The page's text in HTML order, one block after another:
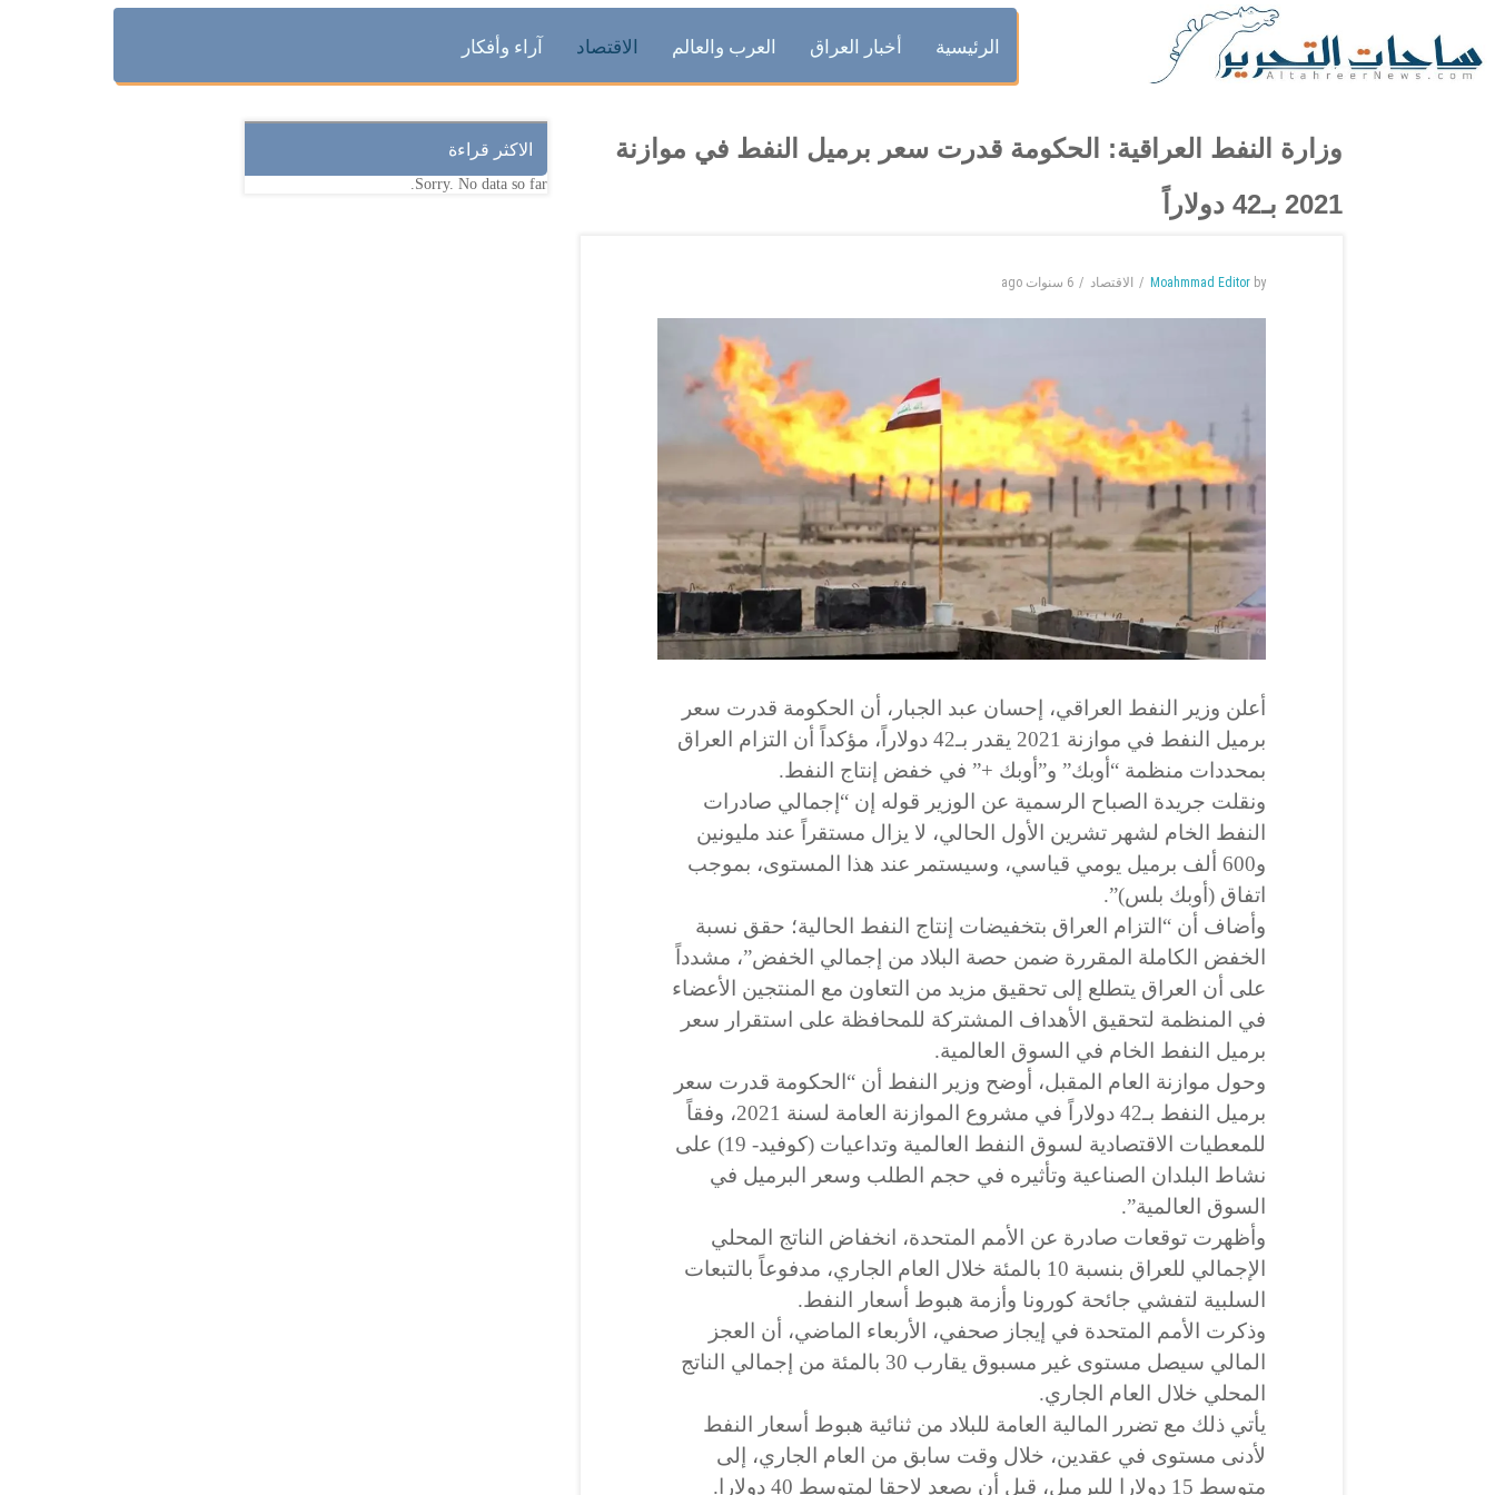
الرئيسية أخبار العراق العرب والعالم الاقتصاد آراء وأفكار
وزارة النفط العراقية: الحكومة قدرت سعر برميل النفط في موازنة
2021 بـ42 دولاراً
by
Moahmmad Editor الاقتصاد 6 سنوات ago
أعلن وزير النفط العراقي، إحسان عبد الجبار، أن الحكومة قدرت سعر
برميل النفط في موازنة 2021 يقدر بـ42 دولاراً، مؤكداً أن التزام العراق
بمحددات منظمة “أوبك” و”أوبك +” في خفض إنتاج النفط.
ونقلت جريدة الصباح الرسمية عن الوزير قوله إن “إجمالي صادرات
النفط الخام لشهر تشرين الأول الحالي، لا يزال مستقراً عند مليونين
و600 ألف برميل يومي قياسي، وسيستمر عند هذا المستوى، بموجب
اتفاق (أوبك بلس)”.
وأضاف أن “التزام العراق بتخفيضات إنتاج النفط الحالية؛ حقق نسبة
الخفض الكاملة المقررة ضمن حصة البلاد من إجمالي الخفض”، مشدداً
على أن العراق يتطلع إلى تحقيق مزيد من التعاون مع المنتجين الأعضاء
في المنظمة لتحقيق الأهداف المشتركة للمحافظة على استقرار سعر
برميل النفط الخام في السوق العالمية.
وحول موازنة العام المقبل، أوضح وزير النفط أن “الحكومة قدرت سعر
برميل النفط بـ42 دولاراً في مشروع الموازنة العامة لسنة 2021، وفقاً
للمعطيات الاقتصادية لسوق النفط العالمية وتداعيات (كوفيد- 19) على
نشاط البلدان الصناعية وتأثيره في حجم الطلب وسعر البرميل في
السوق العالمية”.
وأظهرت توقعات صادرة عن الأمم المتحدة، انخفاض الناتج المحلي
الإجمالي للعراق بنسبة 10 بالمئة خلال العام الجاري، مدفوعاً بالتبعات
السلبية لتفشي جائحة كورونا وأزمة هبوط أسعار النفط.
وذكرت الأمم المتحدة في إيجاز صحفي، الأربعاء الماضي، أن العجز
المالي سيصل مستوى غیر مسبوق یقارب 30 بالمئة من إجمالي الناتج
المحلي خلال العام الجاري.
يأتي ذلك مع تضرر المالية العامة للبلاد من ثنائية هبوط أسعار النفط
لأدنى مستوى في عقدين، خلال وقت سابق من العام الجاري، إلى
متوسط 15 دولارا للبرميل، قبل أن يصعد لاحقا لمتوسط 40 دولارا.
الاكثر قراءة
Sorry. No data so far.